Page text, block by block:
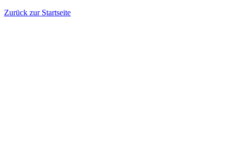
Zurück zur Startseite